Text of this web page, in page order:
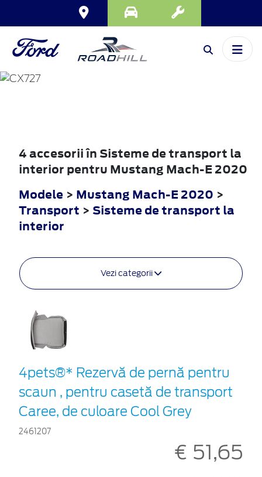
MUSTANG
MACH-E
4 accesorii în Sisteme de transport la
interior pentru Mustang Mach-E 2020
Modele > Mustang Mach-E 2020 >
Transport > Sisteme de transport la
interior
Vezi categorii
4pets®* Rezervă de pernă pentru
scaun , pentru casetă de transport
Caree, de culoare Cool Grey
2461207
€ 51,65